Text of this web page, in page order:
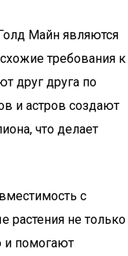
Майн являются
требования к
друг друга по
и астров создают
что делает
с
растения не только
и помогают